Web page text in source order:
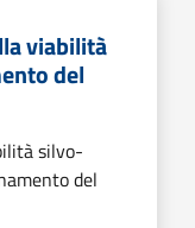
viabilità
del
silvo-
del